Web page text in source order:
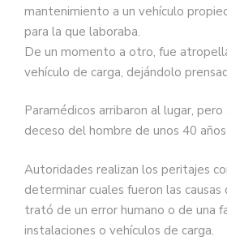
mantenimiento a un vehículo
para la que laboraba.
De un momento a otro, fue
vehículo de carga, dejándolo
Paramédicos arribaron al lugar,
deceso del hombre de unos 40
Autoridades realizan los peritajes
determinar cuales fueron las causas
trató de un error humano o de una
instalaciones o vehículos de carga.